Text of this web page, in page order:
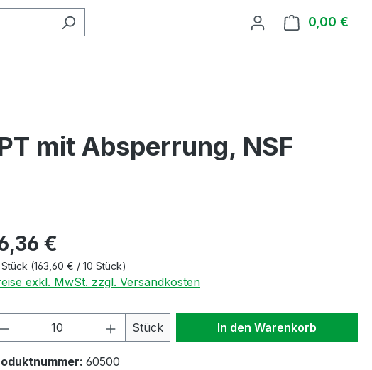
0,00 €
mit Absperrung, NSF
€
Stück (163,60 € / 10 Stück)
exkl. MwSt. zzgl. Versandkosten
Anzahl: Gib den gewünschten Wert
Stück In den Warenkorb
60500